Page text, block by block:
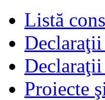
Listă
Proiecte